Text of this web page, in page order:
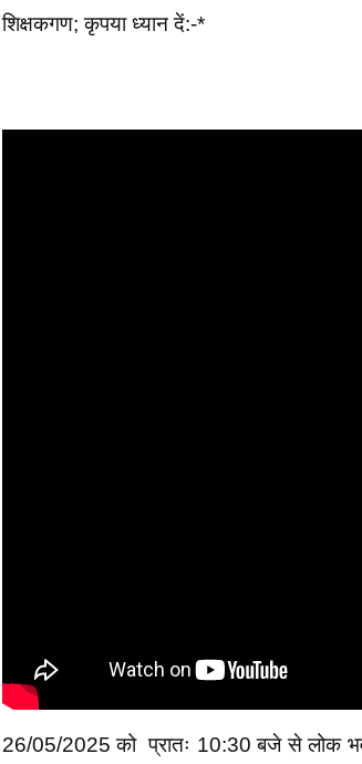
शिक्षकगण; कृपया ध्यान दें:-*
26/05/2025 को प्रातः 10:30 बजे से लोक